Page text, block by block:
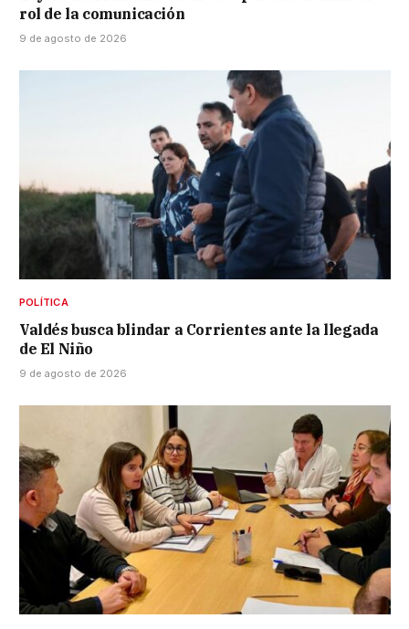
rol de la comunicación
9 de agosto de 2026
POLÍTICA
Valdés busca blindar a Corrientes ante la llegada
de El Niño
9 de agosto de 2026